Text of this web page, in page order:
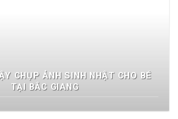
CHỤP ẢNH SINH NHẬT CHO BÉ
TẠI BẮC GIANG